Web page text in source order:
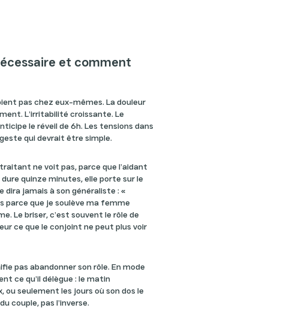
et comment
pas chez eux-mêmes. La douleur
L’irritabilité croissante. Le
le réveil de 6h. Les tensions dans
qui devrait être simple.
ne voit pas, parce que l’aidant
quinze minutes, elle porte sur le
dira jamais à son généraliste : «
parce que je soulève ma femme
Le briser, c’est souvent le rôle de
ce que le conjoint ne peut plus voir
pas abandonner son rôle. En mode
ce qu’il délègue : le matin
ou seulement les jours où son dos le
couple, pas l’inverse.